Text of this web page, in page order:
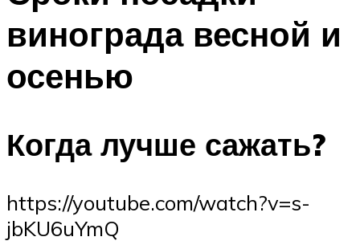
винограда весной и
осенью
Когда лучше сажать?
https://youtube.com/watch?v=s-
jbKU6uYmQ